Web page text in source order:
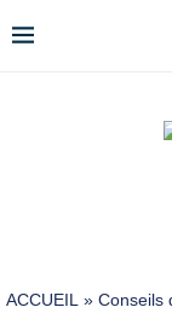
ACCUEIL » Conseils